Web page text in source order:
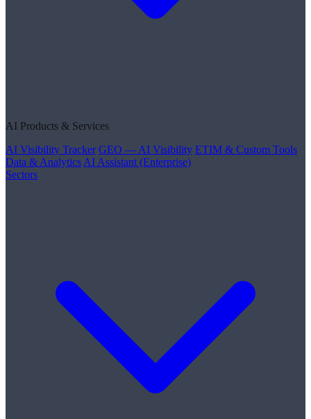
AI Products & Services
AI Visibility Tracker GEO — AI Visibility ETIM & Custom Tools
Data & Analytics AI Assistant (Enterprise)
Sectors